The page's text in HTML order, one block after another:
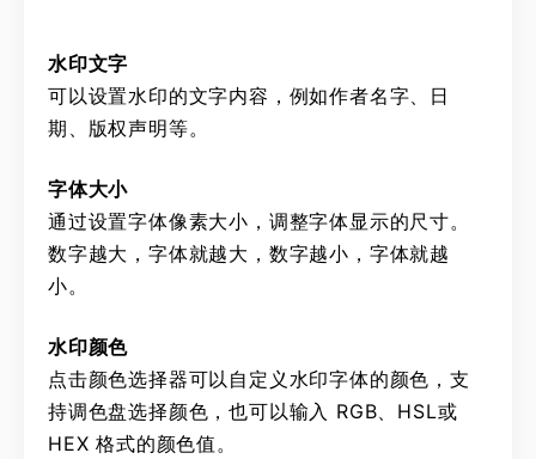
水印文字
可以设置水印的文字内容，例如作者名字、日
期、版权声明等。
字体大小
通过设置字体像素大小，调整字体显示的尺寸。
数字越大，字体就越大，数字越小，字体就越
小。
水印颜色
点击颜色选择器可以自定义水印字体的颜色，支
持调色盘选择颜色，也可以输入 RGB、HSL或
HEX 格式的颜色值。